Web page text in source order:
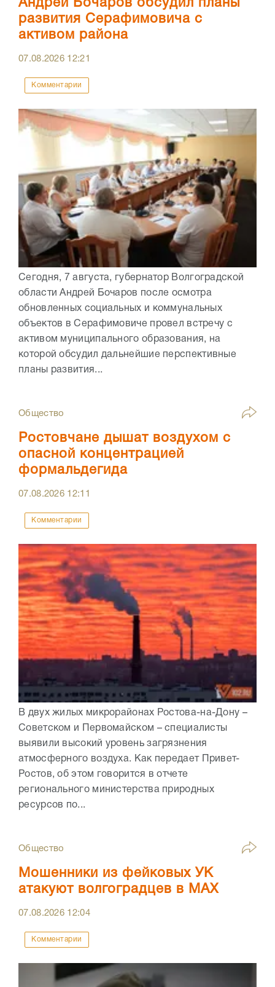
Андрей Бочаров обсудил планы
развития Серафимовича с
активом района
07.08.2026 12:21
Комментарии
Сегодня, 7 августа, губернатор Волгоградской
области Андрей Бочаров после осмотра
обновленных социальных и коммунальных
объектов в Серафимовиче провел встречу с
активом муниципального образования, на
которой обсудил дальнейшие перспективные
планы развития...
Общество
Ростовчане дышат воздухом с
опасной концентрацией
формальдегида
07.08.2026 12:11
Комментарии
В двух жилых микрорайонах Ростова-на-Дону –
Советском и Первомайском – специалисты
выявили высокий уровень загрязнения
атмосферного воздуха. Как передает Привет-
Ростов, об этом говорится в отчете
регионального министерства природных
ресурсов по...
Общество
Мошенники из фейковых УК
атакуют волгоградцев в МАХ
07.08.2026 12:04
Комментарии